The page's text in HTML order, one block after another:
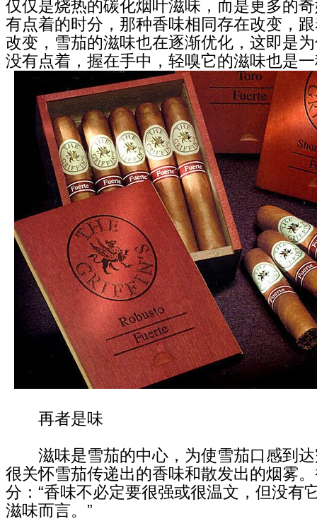
仅仅是烧热的碳化烟叶滋味，而是更多的
有点着的时分，那种香味相同存在改变，
改变，雪茄的滋味也在逐渐优化，这即是
没有点着，握在手中，轻嗅它的滋味也是
再者是味
滋味是雪茄的中心，为使雪茄口感到达
很关怀雪茄传递出的香味和散发出的烟雾
分：“香味不必定要很强或很温文，但没有
滋味而言。”